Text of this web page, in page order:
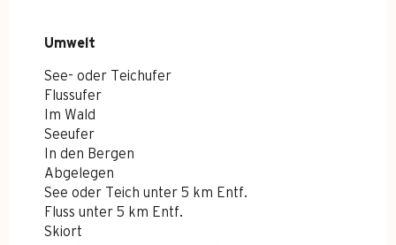
Umwelt
Umwelt
See- oder Teichufer
Flussufer
Im Wald
Seeufer
In den Bergen
Abgelegen
See oder Teich unter 5 km Entf.
Fluss unter 5 km Entf.
Skiort